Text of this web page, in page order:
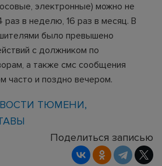
электронные) можно не
раз в неделю, 16 раз в месяц. В
было превышено
с должником по
а также смс сообщения
часто и поздно вечером.
ТЮМЕНИ
Поделиться записью